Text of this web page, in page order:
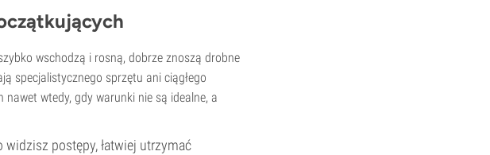
wschodzą i rosną, dobrze znoszą drobne
specjalistycznego sprzętu ani ciągłego
wtedy, gdy warunki nie są idealne, a
widzisz postępy, łatwiej utrzymać